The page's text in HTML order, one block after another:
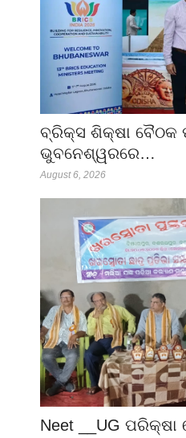
ବ୍ରିକ୍ସ ଶିକ୍ଷା ବୈଠକ
ଭୁବନେଶ୍ୱରରେ…
August 6, 2026
Neet __UG ପରିକ୍ଷା